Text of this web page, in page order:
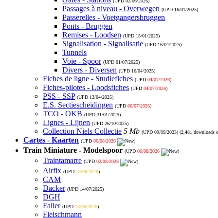
Passages à niveau - Overwegen (UPD 16/01/2025)
Passerelles - Voetgangersbruggen
Ponts - Bruggen
Remises - Loodsen (UPD 15/01/2025)
Signalisation - Signalisatie (UPD 16/04/2025)
Tunnels
Voie - Spoor (UPD 01/07/2025)
Divers - Diversen (UPD 16/04/2025)
Fiches de ligne - Studiefiches (UPD 04/07/2026)
Fiches-pilotes - Loodsfiches (UPD 04/07/2026)
PSS - SSP (UPD 13/04/2025)
E.S. Sectiescheidingen (UPD 06/07/2026)
TCO - OKB (UPD 31/01/2025)
Lignes - Lijnen (UPD 26/10/2025)
Collection Niels Collectie 5 Mb (UPD 09/09/2023) (2,481 downloads
Cartes - Kaarten (UPD 06/08/2026 )
Train Miniature - Modelspoor (UPD 06/08/2026 )
Traintamarre (UPD 02/08/2026 )
Airfix (UPD 18/06/2026)
CAM
Dacker (UPD 14/07/2025)
DGH
Faller (UPD 18/06/2026)
Fleischmann